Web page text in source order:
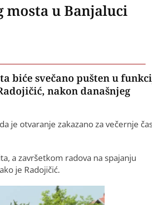
mosta u Banjaluci
biće svečano pušten u
nakon današnjeg
je otvaranje zakazano za večernje
a završetkom radova na spajanju
je Radojičić.